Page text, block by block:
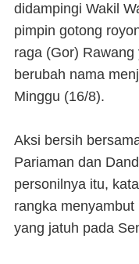
didampingi Wakil
pimpin gotong
raga (Gor)
berubah nama
Minggu (16/8).
Aksi bersih
Pariaman dan
personilnya itu,
rangka
yang jatuh pada